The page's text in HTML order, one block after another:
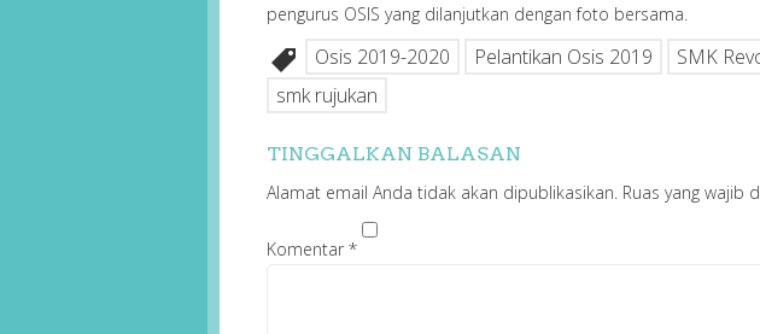
pengurus OSIS yang dilanjutkan dengan foto bersama.
Osis 2019-2020 Pelantikan Osis 2019
SMK
smk rujukan
TINGGALKAN BALASAN
Alamat email Anda tidak akan dipublikasikan. Ruas yang wajib
Komentar*